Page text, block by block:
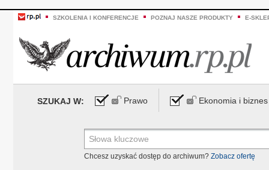
SZKOLENIA I KONFERENCJE POZNAJ NASZE PRODUKTY E-
SZUKAJ W: Prawo Ekonomia i biznes
Chcesz uzyskać dostęp do archiwum? Zobacz ofertę